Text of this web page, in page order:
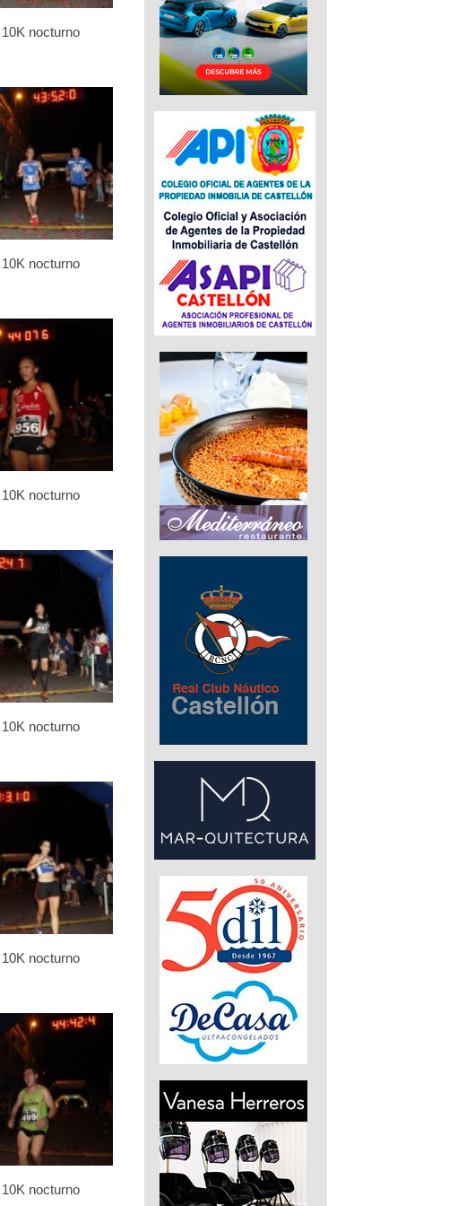
I 10K nocturno
I 10K nocturno
I 10K nocturno
I 10K nocturno
I 10K nocturno
I 10K nocturno